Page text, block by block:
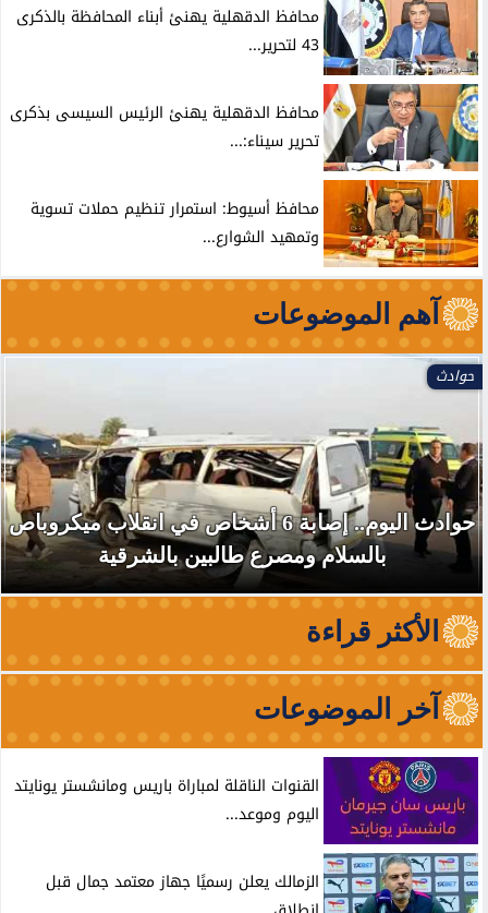
محافظ الدقهلية يهنئ أبناء المحافظة بالذكرى
43 لتحرير...
محافظ الدقهلية يهنئ الرئيس السيسى بذكرى
تحرير سيناء:...
محافظ أسيوط: استمرار تنظيم حملات تسوية
وتمهيد الشوارع...
آهم الموضوعات
حوادث
حوادث اليوم.. إصابة 6 أشخاص في انقلاب ميكروباص
بالسلام ومصرع طالبين بالشرقية
الأكثر قراءة
آخر الموضوعات
القنوات الناقلة لمباراة باريس ومانشستر يونايتد
اليوم وموعد...
الزمالك يعلن رسميًا جهاز معتمد جمال قبل